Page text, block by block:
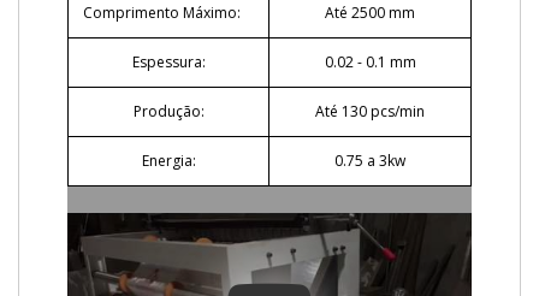
Comprimento Máximo: Até 2500 mm
Espessura: 0.02 - 0.1 mm
Produção: Até 130 pcs/min
Energia: 0.75 a 3kw